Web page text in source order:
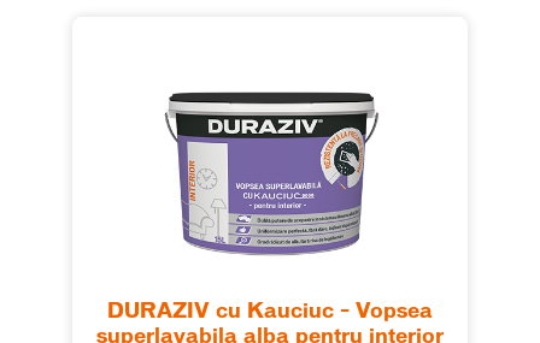
DURAZIV cu Kauciuc – Vopsea
superlavabila alba pentru interior